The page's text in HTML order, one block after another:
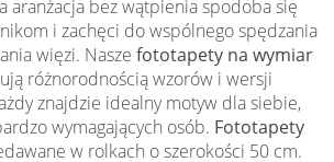
aranżacja bez wątpienia spodoba się
i zachęci do wspólnego spędzania
więzi. Nasze fototapety na wymiar
różnorodnością wzorów i wersji
znajdzie idealny motyw dla siebie,
wymagających osób. Fototapety
w rolkach o szerokości 50 cm.